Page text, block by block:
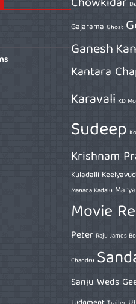
Gajarama Ghost
Ganesh
Kantara
Karavali KD
Sudeep
Krishnam
Kuladalli
Manada Kadalu
Movie
Peter Raju James
Chandru
Sanju Weds